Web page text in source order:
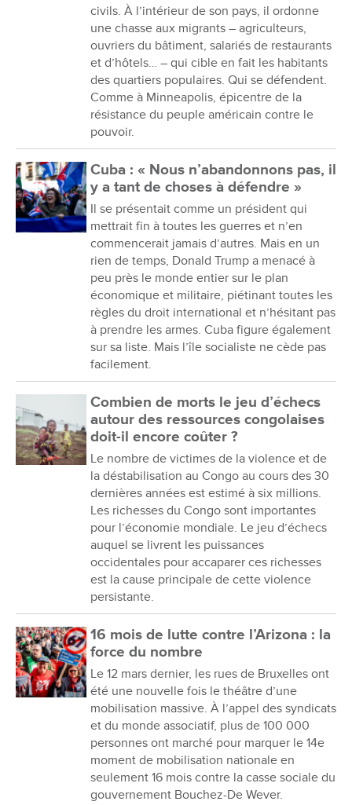
civils. À l’intérieur de son pays, il ordonne
une chasse aux migrants – agriculteurs,
ouvriers du bâtiment, salariés de restaurants
et d’hôtels… – qui cible en fait les habitants
des quartiers populaires. Qui se défendent.
Comme à Minneapolis, épicentre de la
résistance du peuple américain contre le
pouvoir.
Cuba : « Nous n’abandonnons pas, il
y a tant de choses à défendre »
Il se présentait comme un président qui
mettrait fin à toutes les guerres et n’en
commencerait jamais d’autres. Mais en un
rien de temps, Donald Trump a menacé à
peu près le monde entier sur le plan
économique et militaire, piétinant toutes les
règles du droit international et n’hésitant pas
à prendre les armes. Cuba figure également
sur sa liste. Mais l’île socialiste ne cède pas
facilement.
Combien de morts le jeu d’échecs
autour des ressources congolaises
doit-il encore coûter ?
Le nombre de victimes de la violence et de
la déstabilisation au Congo au cours des 30
dernières années est estimé à six millions.
Les richesses du Congo sont importantes
pour l’économie mondiale. Le jeu d’échecs
auquel se livrent les puissances
occidentales pour accaparer ces richesses
est la cause principale de cette violence
persistante.
16 mois de lutte contre l’Arizona : la
force du nombre
Le 12 mars dernier, les rues de Bruxelles ont
été une nouvelle fois le théâtre d’une
mobilisation massive. À l’appel des syndicats
et du monde associatif, plus de 100 000
personnes ont marché pour marquer le 14e
moment de mobilisation nationale en
seulement 16 mois contre la casse sociale du
gouvernement Bouchez-De Wever.